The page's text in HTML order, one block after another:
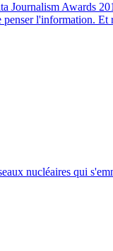
Journalism Awards
l'information.
nucléaires qui